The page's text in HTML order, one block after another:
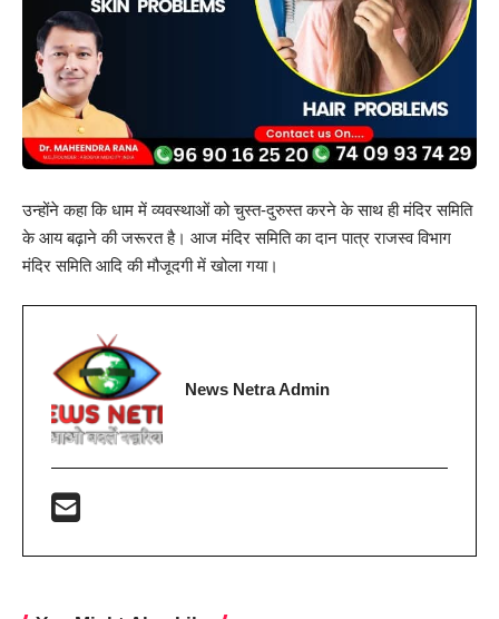
उन्होंने कहा कि धाम में व्यवस्थाओं को चुस्त-दुरुस्त करने के साथ ही मंदिर समिति
के आय बढ़ाने की जरूरत है। आज मंदिर समिति का दान पात्र राजस्व विभाग
मंदिर समिति आदि की मौजूदगी में खोला गया।
News Netra Admin